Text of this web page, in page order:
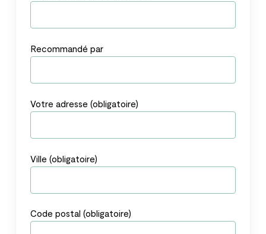
Recommandé par
Votre adresse (obligatoire)
Ville (obligatoire)
Code postal (obligatoire)